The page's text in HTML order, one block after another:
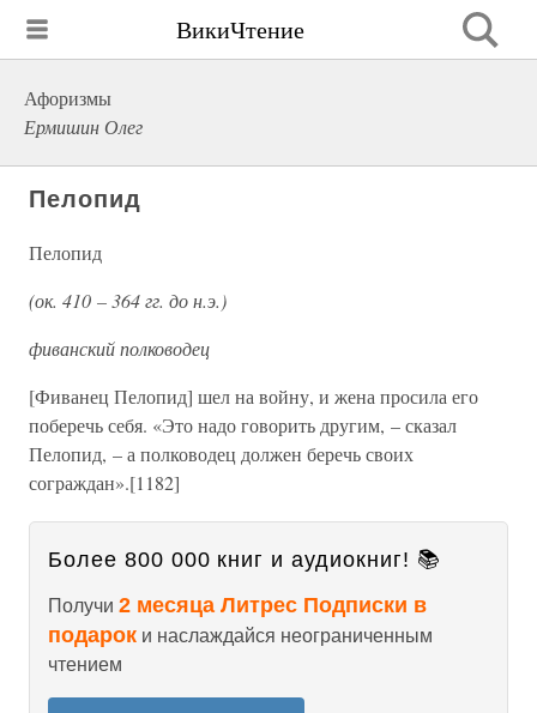
ВикиЧтение
Афоризмы
Ермишин Олег
Пелопид
Пелопид
(ок. 410 – 364 гг. до н.э.)
фиванский полководец
[Фиванец Пелопид] шел на войну, и жена просила его
поберечь себя. «Это надо говорить другим, – сказал
Пелопид, – а полководец должен беречь своих
сограждан».[1182]
Более 800 000 книг и аудиокниг! 📚
Получи 2 месяца Литрес Подписки в
подарок и наслаждайся неограниченным
чтением